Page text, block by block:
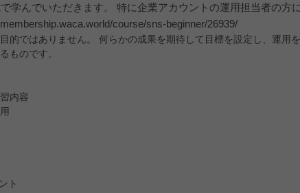
学んでいただきます。 特に企業アカウントの運用担当者の方
course/sns-beginner/26939/
的ではありません。 何らかの成果を期待して目標を設定し、運用
ものです。
内容
ト